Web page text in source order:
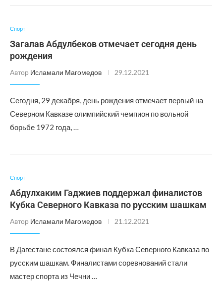
Спорт
Загалав Абдулбеков отмечает сегодня день
рождения
Автор Исламали Магомедов 29.12.2021
Сегодня, 29 декабря, день рождения отмечает первый на
Северном Кавказе олимпийский чемпион по вольной
борьбе 1972 года, …
Спорт
Абдулхаким Гаджиев поддержал финалистов
Кубка Северного Кавказа по русским шашкам
Автор Исламали Магомедов 21.12.2021
В Дагестане состоялся финал Кубка Северного Кавказа по
русским шашкам. Финалистами соревнований стали
мастер спорта из Чечни …